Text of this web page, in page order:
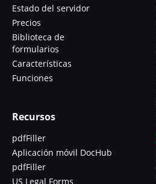
Estado del servidor
Precios
Biblioteca de
formularios
Características
Funciones
Recursos
pdfFiller
Aplicación móvil DocHub
pdfFiller
US Legal Forms